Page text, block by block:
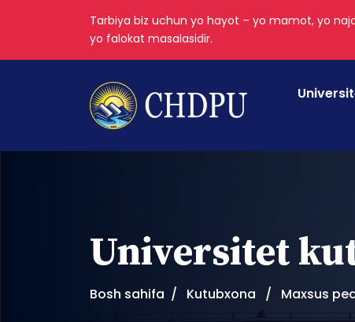
Tarbiya biz uchun yo hayot – yo mamot, yo
yo falokat masalasidir.
Universitet
Bosh sahifa Kutubxona Maxsus